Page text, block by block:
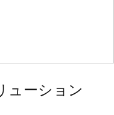
ューション